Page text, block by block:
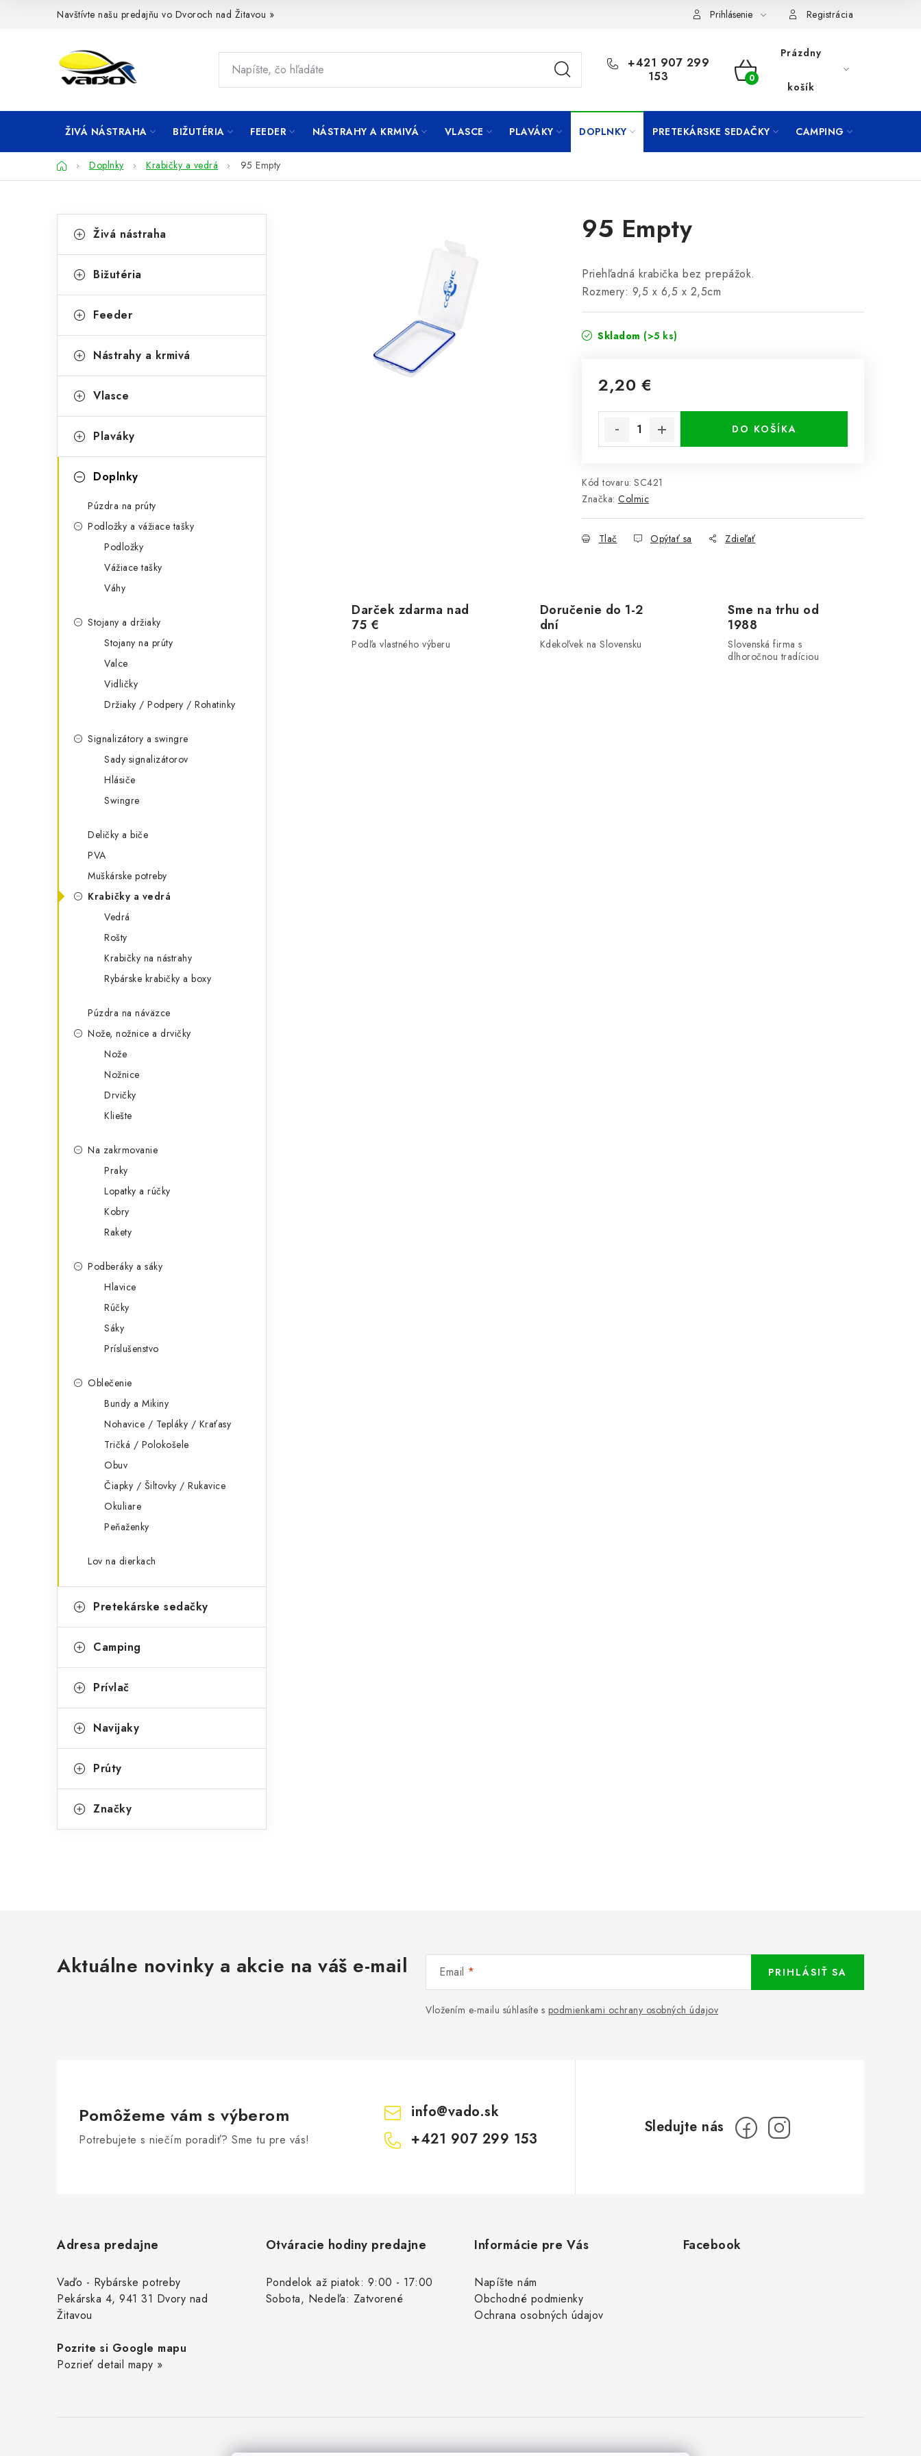
Navštívte našu predajňu vo Dvoroch nad Žitavou » Prihlásenie Registrácia
+421 907 299
153
NÁKUPNÝ
Prázdny
košík
ŽIVÁ NÁSTRAHA BIŽUTÉRIA FEEDER NÁSTRAHY A KRMIVÁ VLASCE PLAVÁKY DOPLNKY PRETEKÁRSKE SEDAČKY CAMPING
DomovDoplnky Krabičky a vedrá 95 Empty
o
n
ý
a
n
l
kategórie
a
e
ó
i
Živá nástraha
Bižutéria
Feeder
Nástrahy a krmivá
Vlasce
Plaváky
Doplnky
Púzdra na prúty
Podložky a vážiace tašky
Podložky
Vážiace tašky
Váhy
Stojany a držiaky
Stojany na prúty
Valce
Vidličky
Držiaky / Podpery / Rohatinky
Signalizátory a swingre
Sady signalizátorov
Hlásiče
Swingre
Deličky a biče
PVA
Muškárske potreby
Krabičky a vedrá
Vedrá
Rošty
Krabičky na nástrahy
Rybárske krabičky a boxy
Púzdra na náväzce
Nože, nožnice a drvičky
Nože
Nožnice
Drvičky
Kliešte
Na zakrmovanie
Praky
Lopatky a rúčky
Kobry
Rakety
Podberáky a sáky
Hlavice
Rúčky
Sáky
Príslušenstvo
Oblečenie
Bundy a Mikiny
Nohavice / Tepláky / Kraťasy
Tričká / Polokošele
Obuv
Čiapky / Šiltovky / Rukavice
Okuliare
Peňaženky
Lov na dierkach
Pretekárske sedačky
Camping
Prívlač
Navijaky
Prúty
Značky
95 Empty
Priehľadná krabička bez prepážok.
Rozmery: 9,5 x 6,5 x 2,5cm
Skladom (>5 ks)
2,20 €
DO KOŠÍKA
Kód tovaru: SC421
Značka: Colmic
Tlač Opýtať sa Zdieľať
Darček zdarma nad
75 €
Podľa vlastného výberu
Doručenie do 1-2
dní
Kdekoľvek na Slovensku
Sme na trhu od
1988
Slovenská firma s
dlhoročnou tradíciou
Aktuálne novinky a akcie na váš e-mail Email
Vložením e-mailu súhlasíte s podmienkami ochrany osobných údajov
PRIHLÁSIŤ SA
Pomôžeme vám s výberom
Potrebujete s niečím poradiť? Sme tu pre vás!
info@vado.sk
+421 907 299 153
Adresa predajne
Vaďo - Rybárske potreby
Pekárska 4, 941 31 Dvory nad
Žitavou
Pozrite si Google mapu
Pozrieť detail mapy »
Otváracie hodiny predajne
Pondelok až piatok: 9:00 - 17:00
Sobota, Nedeľa: Zatvorené
Informácie pre Vás
Napíšte nám
Obchodné podmienky
Ochrana osobných údajov
Facebook